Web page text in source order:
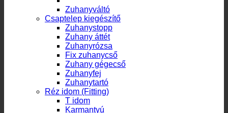
Zuhanyváltó
Csaptelep kiegészítő
Zuhanystopp
Zuhany áttét
Zuhanyrózsa
Fix zuhanycső
Zuhany gégecső
Zuhanyfej
Zuhanytartó
Réz idom (Fitting)
T idom
Karmantyú